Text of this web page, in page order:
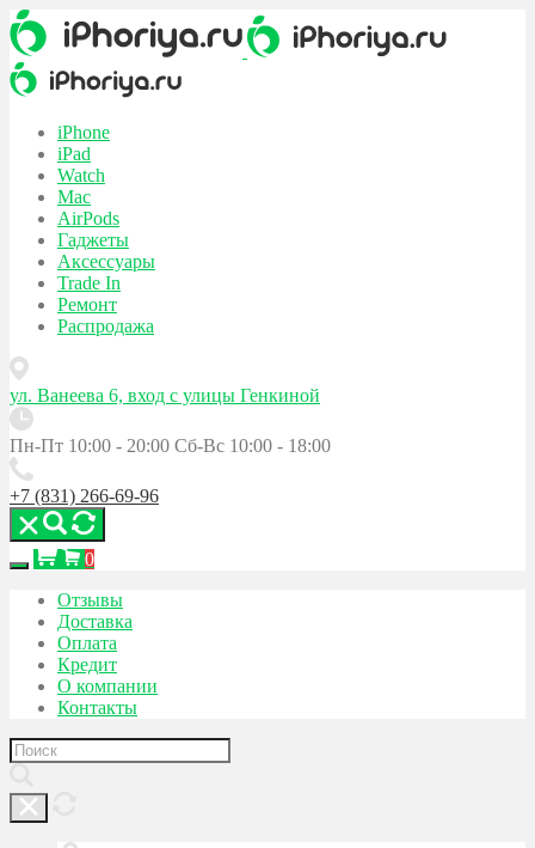
iPhone
iPad
Watch
Mac
AirPods
Гаджеты
Аксессуары
Trade In
Ремонт
Распродажа
ул. Ванеева 6, вход с улицы Генкиной
Пн-Пт 10:00 - 20:00 Сб-Вс 10:00 - 18:00
+7 (831) 266-69-96
0
Отзывы
Доставка
Оплата
Кредит
О компании
Контакты